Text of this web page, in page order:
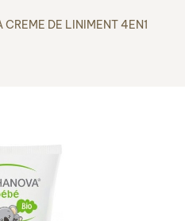
DE LINIMENT 4EN1